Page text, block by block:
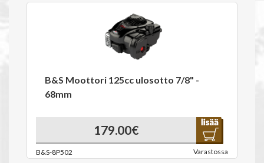
B&S Moottori 125cc ulosotto 7/8" -
68mm
179.00€
B&S-8P502 Varastossa